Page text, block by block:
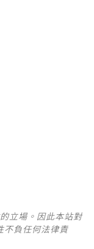
立場。因此本站對
不負任何法律責